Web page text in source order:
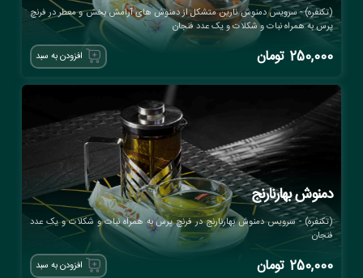
(تکنفره) - سرویس دمنوش نارین متشکل از دمنوش های آرامش بخش و معطر در فرنچ
پرس به همراه نبات و شکلات و یک عدد فنجان
250,000 تومان افزودن به سبد
دمنوش بهارنارنج
(تکنفره) - سرویس دمنوش بهارنارنج در فرنچ پرس به همراه نبات و شکلات و یک عدد
فنجان
250,000 تومان افزودن به سبد